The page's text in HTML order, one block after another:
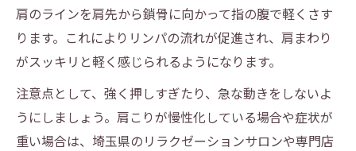
肩のラインを肩先から鎖骨に向かって指の腹で軽くさす
ります。これによりリンパの流れが促進され、肩まわり
がスッキリと軽く感じられるようになります。
注意点として、強く押しすぎたり、急な動きをしないよ
うにしましょう。肩こりが慢性化している場合や症状が
重い場合は、埼玉県のリラクゼーションサロンや専門店